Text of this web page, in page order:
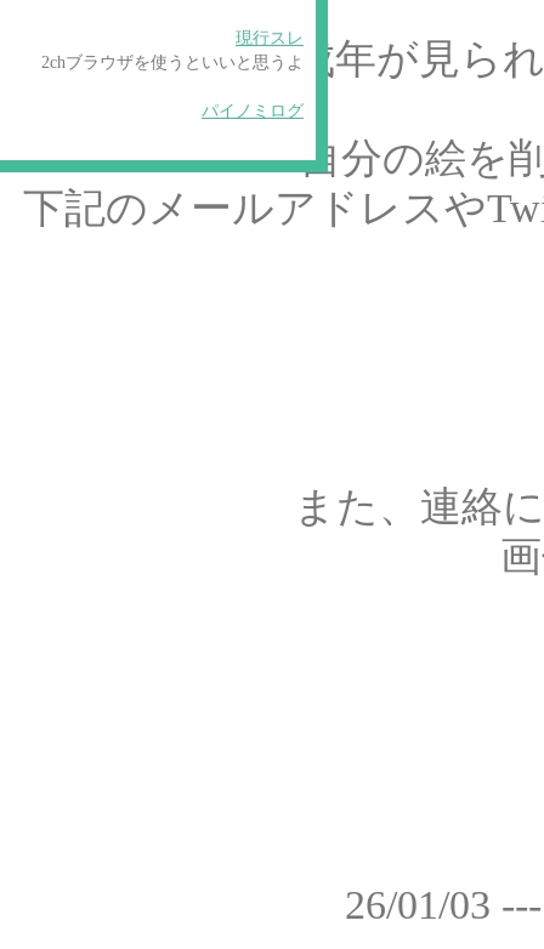
現行スレ
2chブラウザを使うといいと思うよ
パイノミログ
未成年が見ら
自分の絵を
下記のメールアドレスや
また、連絡
26/01/03